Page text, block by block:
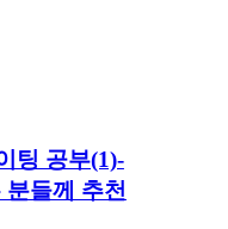
팅 공부(1)-
들께 추천